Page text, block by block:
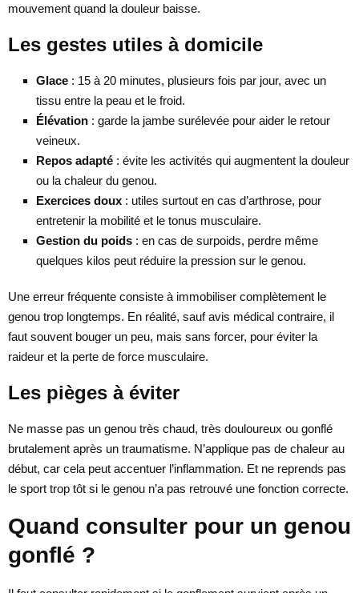
mouvement quand la douleur baisse.
Les gestes utiles à domicile
Glace : 15 à 20 minutes, plusieurs fois par jour, avec un
tissu entre la peau et le froid.
Élévation : garde la jambe surélevée pour aider le retour
veineux.
Repos adapté : évite les activités qui augmentent la douleur
ou la chaleur du genou.
Exercices doux : utiles surtout en cas d’arthrose, pour
entretenir la mobilité et le tonus musculaire.
Gestion du poids : en cas de surpoids, perdre même
quelques kilos peut réduire la pression sur le genou.
Une erreur fréquente consiste à immobiliser complètement le
genou trop longtemps. En réalité, sauf avis médical contraire, il
faut souvent bouger un peu, mais sans forcer, pour éviter la
raideur et la perte de force musculaire.
Les pièges à éviter
Ne masse pas un genou très chaud, très douloureux ou gonflé
brutalement après un traumatisme. N’applique pas de chaleur au
début, car cela peut accentuer l’inflammation. Et ne reprends pas
le sport trop tôt si le genou n’a pas retrouvé une fonction correcte.
Quand consulter pour un genou
gonflé ?